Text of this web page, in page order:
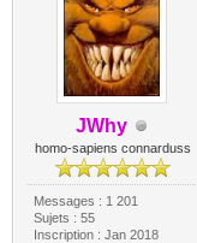
JWhy
homo-sapiens connarduss
Messages : 1 201
Sujets : 55
Inscription : Jan 2018